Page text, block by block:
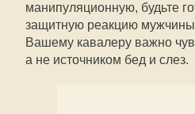
манипуляционную, будьте
защитную реакцию
Вашему кавалеру важно
а не источником бед и слез.